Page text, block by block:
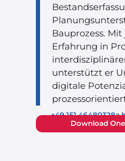
Bauprozess.
Erfahrung in
unterstützt er
digitale
+49 151 46480328
Download